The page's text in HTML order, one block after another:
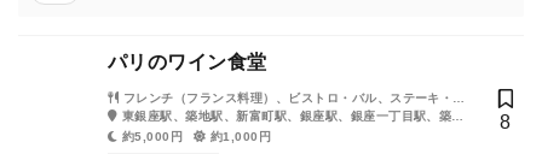
パリのワイン食堂
フレンチ（フランス料理）、ビストロ・バル、ステーキ・鉄
板焼き
東銀座駅、築地駅、新富町駅、銀座駅、銀座一丁目駅、築地
市場駅、宝町駅、有楽町駅、京橋駅
約5,000円 約1,000円
8